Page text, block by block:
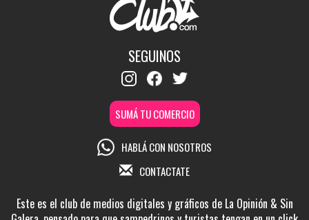
SEGUINOS
SUMÁ TU COMERCIO
HABLÁ CON NOSOTROS
CONTACTATE
Este es el club de medios digitales y gráficos de La Opinión & Sin